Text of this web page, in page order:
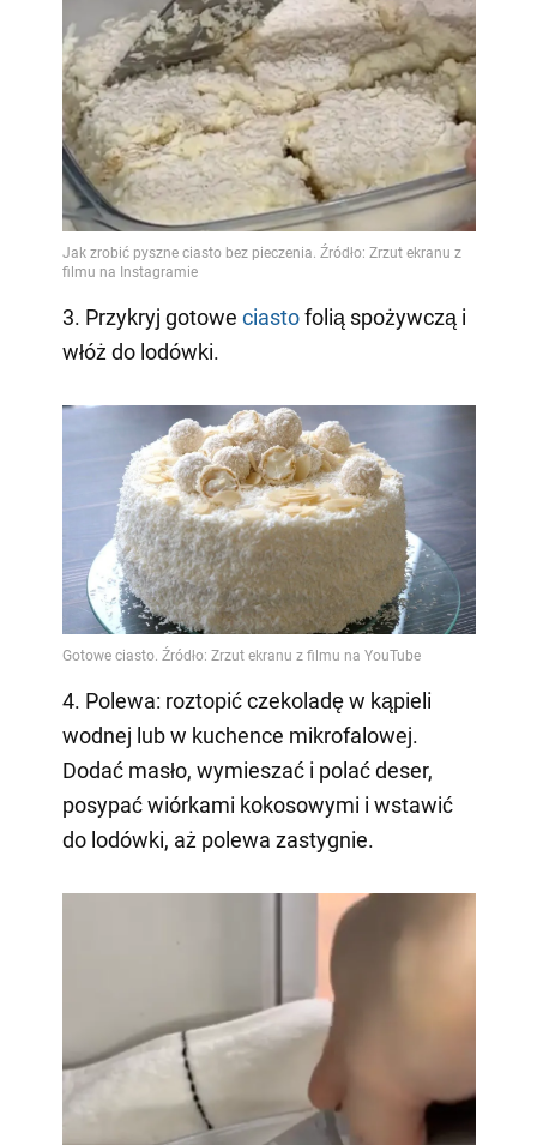
3. Przykryj gotowe ciastofolią spożywczą i
włóż do lodówki.
4. Polewa: roztopić czekoladę w kąpieli
wodnej lub w kuchence mikrofalowej.
Dodać masło, wymieszać i polać deser,
posypać wiórkami kokosowymi i wstawić
do lodówki, aż polewa zastygnie.